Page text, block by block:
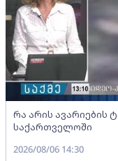
რა არის ავარიების
საქართველოში
2026/08/06 14:30